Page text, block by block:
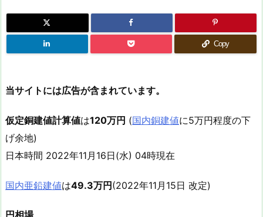
Copy
当サイトには広告が含まれています。
仮定銅建値計算値は120万円 (国内銅建値に5万円程度の下
げ余地)
日本時間 2022年11月16日(水) 04時現在
国内亜鉛建値は49.3万円(2022年11月15日 改定)